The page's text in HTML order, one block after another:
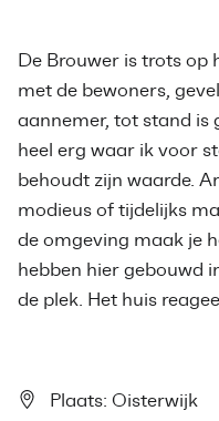
De Brouwer is trots op
met de bewoners,
aannemer, tot stand is
heel erg waar ik voor
behoudt zijn waarde.
modieus of tijdelijks
de omgeving maak je
hebben hier gebouwd
de plek. Het huis
Plaats: Oisterwijk